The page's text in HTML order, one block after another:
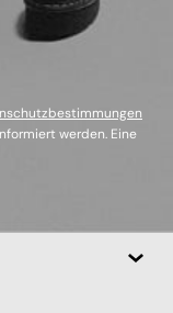
werden. Eine